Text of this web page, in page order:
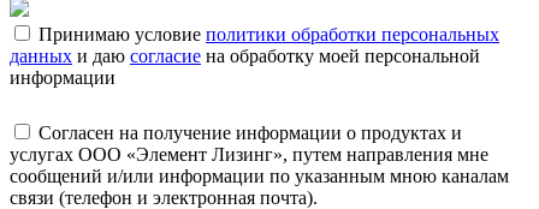
Принимаю условие политики обработки персональных
данных и даю согласие на обработку моей персональной
информации
Согласен на получение информации о продуктах и
услугах ООО «Элемент Лизинг», путем направления мне
сообщений и/или информации по указанным мною каналам
связи (телефон и электронная почта).